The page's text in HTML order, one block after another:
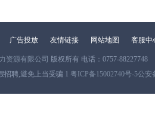
广告投放 友情链接 网站地图 客服中
资源有限公司 版权所有 电话：0757-88227748
招聘,避免上当受骗 1 粤ICP备15002740号-5公安